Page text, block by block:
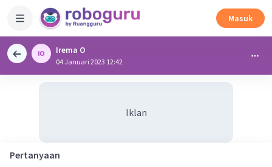
Masuk
Irema O
04 Januari 2023 12:42
Iklan
Pertanyaan